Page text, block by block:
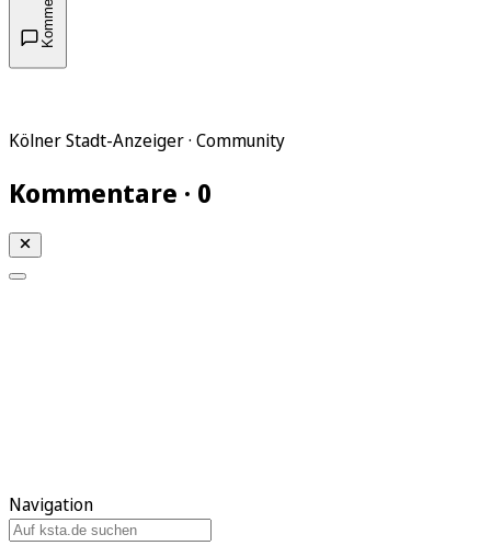
Kölner Stadt-Anzeiger · Community
Kommentare · 0
Navigation